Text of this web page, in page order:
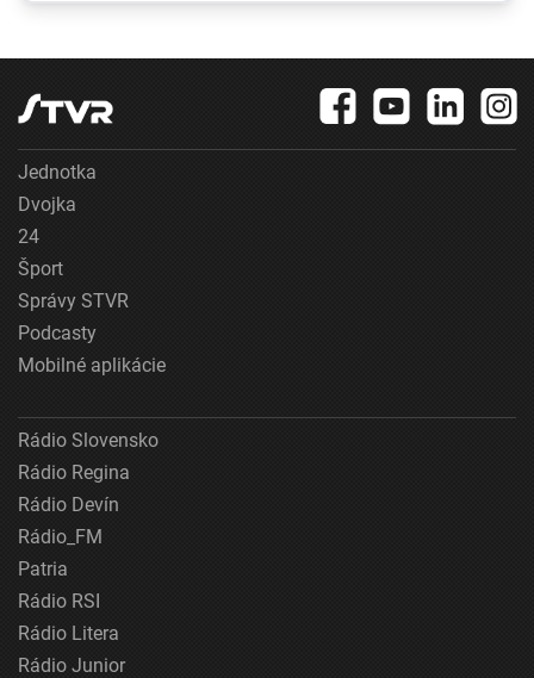
Jednotka
Dvojka
24
Šport
Správy STVR
Podcasty
Mobilné aplikácie
Rádio Slovensko
Rádio Regina
Rádio Devín
Rádio_FM
Patria
Rádio RSI
Rádio Litera
Rádio Junior